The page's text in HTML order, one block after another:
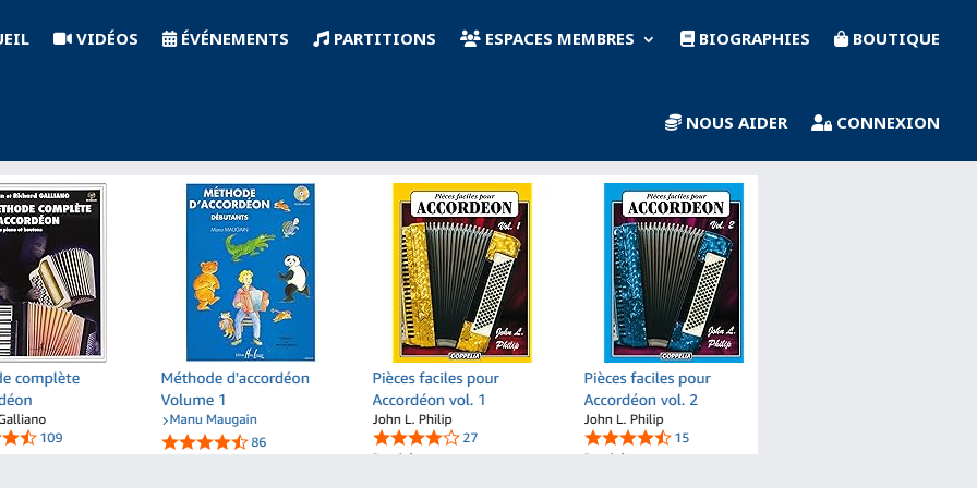
VIDÉOS ÉVÉNEMENTS PARTITIONS ESPACES MEMBRES BIOGRAPHIES BOUTIQUE
NOUS AIDER CONNEXION